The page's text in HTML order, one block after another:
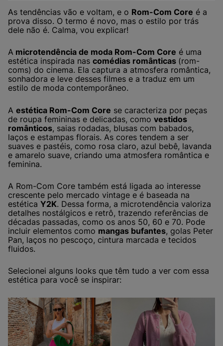
As tendências vão e voltam, e o Rom-Com Core é a
prova disso. O termo é novo, mas o estilo por trás
dele não é. Calma, vou explicar!
A microtendência de moda Rom-Com Core é uma
estética inspirada nas comédias românticas (rom-
coms) do cinema. Ela captura a atmosfera romântica,
sonhadora e leve desses filmes e a traduz em um
estilo de moda contemporâneo.
A estética Rom-Com Core se caracteriza por peças
de roupa femininas e delicadas, como vestidos
românticos, saias rodadas, blusas com babados,
laços e estampas florais. As cores tendem a ser
suaves e pastéis, como rosa claro, azul bebê, lavanda
e amarelo suave, criando uma atmosfera romântica e
feminina.
A Rom-Com Core também está ligada ao interesse
crescente pelo mercado vintage e é baseada na
estética Y2K. Dessa forma, a microtendência valoriza
detalhes nostálgicos e retrô, trazendo referências de
décadas passadas, como os anos 50, 60 e 70. Pode
incluir elementos como mangas bufantes, golas Peter
Pan, laços no pescoço, cintura marcada e tecidos
fluidos.
Selecionei alguns looks que têm tudo a ver com essa
estética para você se inspirar: